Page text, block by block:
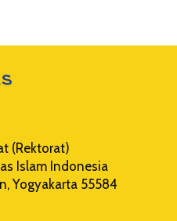
(Rektorat)
Islam Indonesia
Yogyakarta 55584